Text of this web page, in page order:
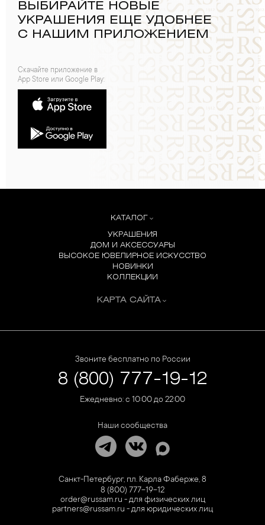
ВЫБИРАЙТЕ НОВЫЕ
УКРАШЕНИЯ ЕЩЕ УДОБНЕЕ
С НАШИМ ПРИЛОЖЕНИЕМ
Скачайте приложение в
App Store или Google Play:
КАТАЛОГ
УКРАШЕНИЯ
ДОМ И АКСЕССУАРЫ
ВЫСОКОЕ ЮВЕЛИРНОЕ ИСКУССТВО
НОВИНКИ
КОЛЛЕКЦИИ
КАРТА САЙТА
Звоните бесплатно по России
8 (800) 777-19-12
Ежедневно: с 10:00 до 22:00
Наши сообщества
Санкт-Петербург, пл. Карла Фаберже, 8
8 (800) 777-19-12
order@russam.ru - для физических лиц
partners@russam.ru - для юридических лиц